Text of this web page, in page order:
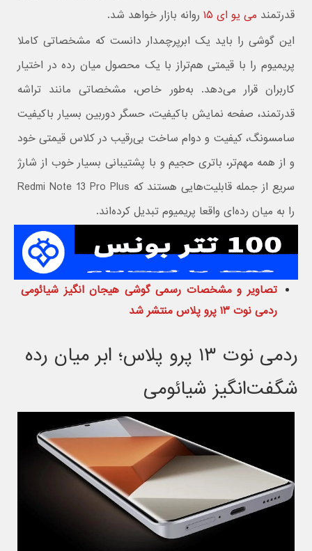
قدرتمند می یو ای ۱۵
روانه بازار خواهد شد.
این گوشی را باید یک ابرپرچمدار دانست که مشخصاتی کاملا
پریمیوم را با قیمتی هم‌تراز با یک محصول میان رده در اختیار
کاربران قرار می‌دهد. به‌طور خاص، مشخصاتی مانند تراشه
قدرتمند، صفحه نمایش باکیفیت، حسگر دوربین بسیار باکیفیت
سامسونگ، کیفیت و دوام ساخت بی‌رقیب در کلاس قیمتی خود
و از همه مهم‌تر، باتری حجیم و با پشتیبانی بسیار خوب از شارژ
سریع از جمله قابلیت‌هایی هستند که Redmi Note 13 Pro Plus
را به میان رده‌ای واقعا پریمیوم تبدیل کرده‌اند.
تصاویر و مشخصات رسمی گوشی هیجان انگیز شیائومی
ردمی نوت ۱۳ پرو پلاس منتشر شد
ردمی نوت ۱۳ پرو پلاس؛ ابر میان رده
شگفت‌انگیز شیائومی